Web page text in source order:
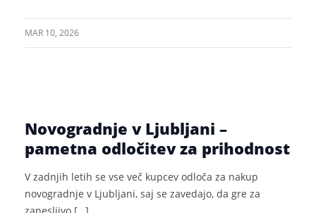
MAR 10, 2026
Novogradnje v Ljubljani –
pametna odločitev za prihodnost
V zadnjih letih se vse več kupcev odloča za nakup
novogradnje v Ljubljani, saj se zavedajo, da gre za